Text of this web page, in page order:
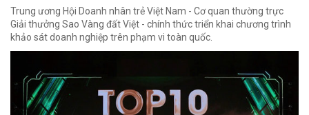
Trung ương Hội Doanh nhân trẻ Việt Nam - Cơ quan thường trực
Giải thưởng Sao Vàng đất Việt - chính thức triển khai chương trình
khảo sát doanh nghiệp trên phạm vi toàn quốc.